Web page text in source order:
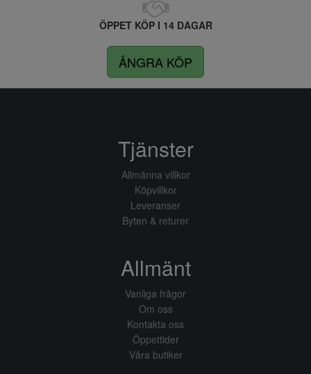
ÖPPET KÖP I 14 DAGAR
ÅNGRA KÖP
Tjänster
Allmänna villkor
Köpvillkor
Leveranser
Byten & returer
Allmänt
Vanliga frågor
Om oss
Kontakta oss
Öppettider
Våra butiker